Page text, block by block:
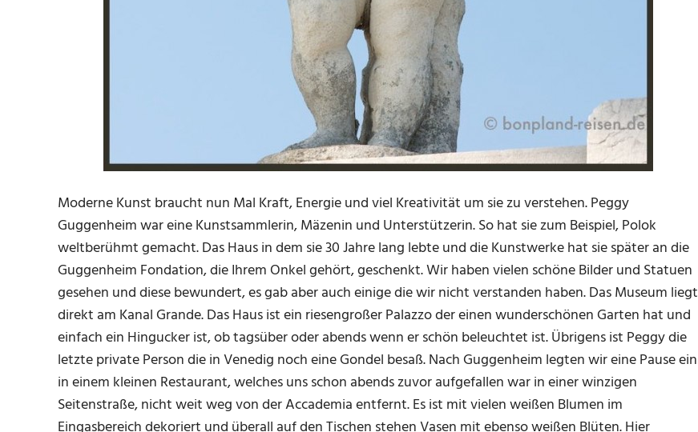
Moderne Kunst braucht nun Mal Kraft, Energie und viel Kreativität um sie zu verstehen. Peggy
Guggenheim war eine Kunstsammlerin, Mäzenin und Unterstützerin. So hat sie zum Beispiel, Polok
weltberühmt gemacht. Das Haus in dem sie 30 Jahre lang lebte und die Kunstwerke hat sie später an die
Guggenheim Fondation, die Ihrem Onkel gehört, geschenkt. Wir haben vielen schöne Bilder und Statuen
gesehen und diese bewundert, es gab aber auch einige die wir nicht verstanden haben. Das Museum liegt
direkt am Kanal Grande. Das Haus ist ein riesengroßer Palazzo der einen wunderschönen Garten hat und
einfach ein Hingucker ist, ob tagsüber oder abends wenn er schön beleuchtet ist. Übrigens ist Peggy die
letzte private Person die in Venedig noch eine Gondel besaß. Nach Guggenheim legten wir eine Pause ein
in einem kleinen Restaurant, welches uns schon abends zuvor aufgefallen war in einer winzigen
Seitenstraße, nicht weit weg von der Accademia entfernt. Es ist mit vielen weißen Blumen im